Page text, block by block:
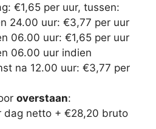
€1,65 per uur, tussen:
24.00 uur: €3,77 per uur
06.00 uur: €1,65 per uur
06.00 uur indien
na 12.00 uur: €3,77 per
overstaan:
dag netto + €28,20 bruto